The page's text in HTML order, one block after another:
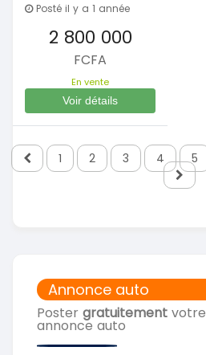
Annonce auto
Poster gratuitement votre
annonce auto
Posté il y a 1 année
2 800 000
FCFA
En vente
Voir détails
1 2 3 4 5